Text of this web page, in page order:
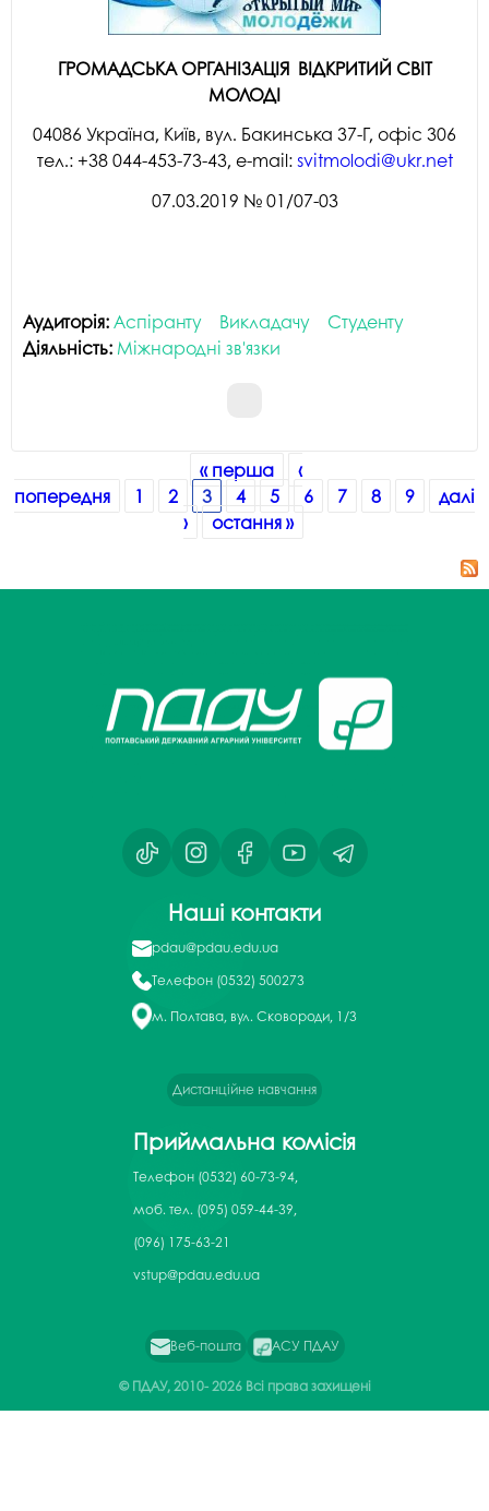
ГРОМАДСЬКА ОРГАНІЗАЦІЯ ВІДКРИТИЙ СВІТ
МОЛОДІ
04086 Україна, Київ, вул. Бакинська 37-Г, офіс 306
тел.: +38 044-453-73-43, e-mail:svitmolodi@ukr.net
07.03.2019 № 01/07-03
Аудиторія:Аспіранту Викладачу
Студенту
Діяльність: Міжнародні зв'язки
« перша
‹
попередня
1 2 3 4 5 6 7 8 9
далі
›
остання »
Наші контакти
pdau@pdau.edu.ua
Телефон (0532) 500273
м. Полтава, вул. Сковороди, 1/3
Дистанційне навчання
Приймальна комісія
Телефон (0532) 60-73-94,
моб. тел. (095) 059-44-39,
(096) 175-63-21
vstup@pdau.edu.ua
Веб-пошта АСУ ПДАУ
© ПДАУ, 2010-2026 Всі права захищені